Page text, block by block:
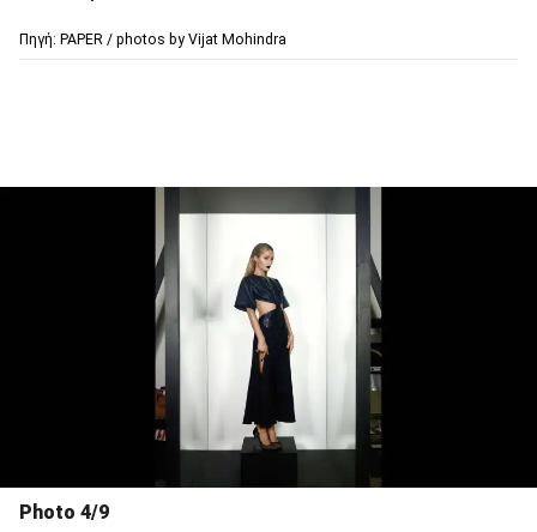
Πηγή: PAPER / photos by Vijat Mohindra
Photo 4/9